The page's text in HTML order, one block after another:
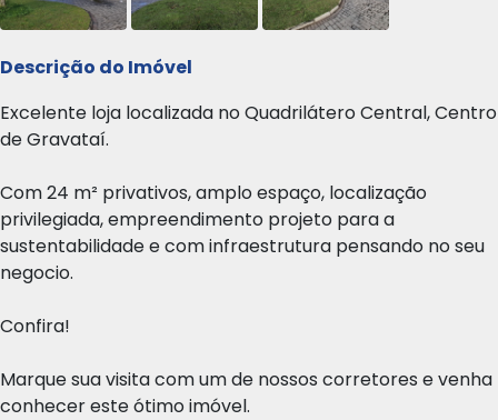
Descrição do Imóvel
Excelente loja localizada no Quadrilátero Central, Centro
de Gravataí.
Com 24 m² privativos, amplo espaço, localização
privilegiada, empreendimento projeto para a
sustentabilidade e com infraestrutura pensando no seu
negocio.
Confira!
Marque sua visita com um de nossos corretores e venha
conhecer este ótimo imóvel.